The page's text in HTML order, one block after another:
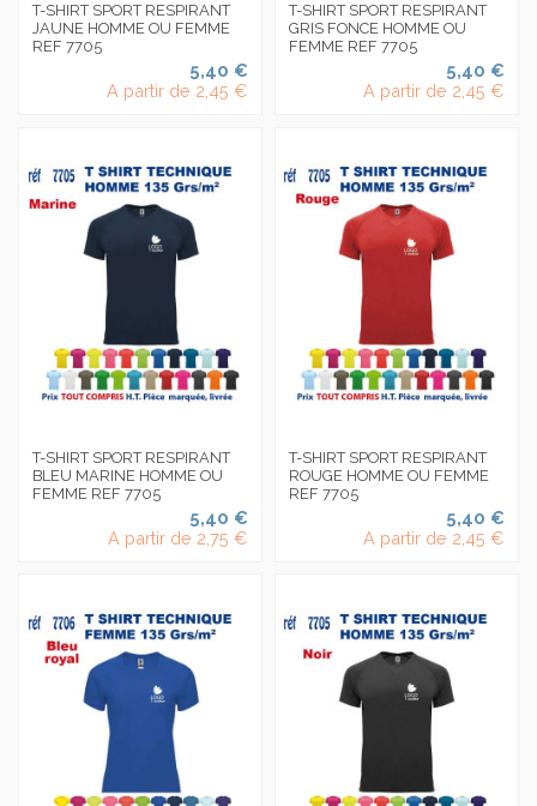
T-SHIRT SPORT RESPIRANT
JAUNE HOMME OU FEMME
REF 7705
5,40 €
A partir de 2,45 €
T-SHIRT SPORT RESPIRANT
GRIS FONCE HOMME OU
FEMME REF 7705
5,40 €
A partir de 2,45 €
T-SHIRT SPORT RESPIRANT
BLEU MARINE HOMME OU
FEMME REF 7705
5,40 €
A partir de 2,75 €
T-SHIRT SPORT RESPIRANT
ROUGE HOMME OU FEMME
REF 7705
5,40 €
A partir de 2,45 €